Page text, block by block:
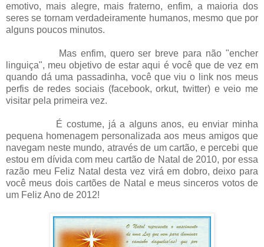
emotivo, mais alegre, mais fraterno, enfim, a maioria dos
seres se tornam verdadeiramente humanos, mesmo que por
alguns poucos minutos.
Mas enfim, quero ser breve para não "encher
linguiça", meu objetivo de estar aqui é você que de vez em
quando dá uma passadinha, você que viu o link nos meus
perfis de redes sociais (facebook, orkut, twitter) e veio me
visitar pela primeira vez.
É costume, já a alguns anos, eu enviar minha
pequena homenagem personalizada aos meus amigos que
navegam neste mundo, através de um cartão, e percebi que
estou em dívida com meu cartão de Natal de 2010, por essa
razão meu Feliz Natal desta vez virá em dobro, deixo para
você meus dois cartões de Natal e meus sinceros votos de
um Feliz Ano de 2012!